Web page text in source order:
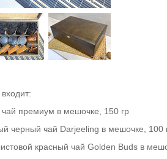
премиум в мешочке, 150 гр
черный чай Darjeeling в мешочке, 100
красный чай Golden Buds в